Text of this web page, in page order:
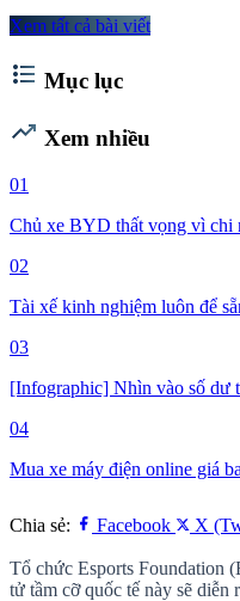
Xem tất cả bài viết
format_list_bulleted Mục lục
trending_up Xem nhiều
01
Chủ xe BYD thất vọng vì chi
02
Tài xế kinh nghiệm luôn để
03
[Infographic] Nhìn vào số dư
04
Mua xe máy điện online giá
Chia sẻ: Facebook X
Tổ chức Esports Foundation
tử tầm cỡ quốc tế này sẽ